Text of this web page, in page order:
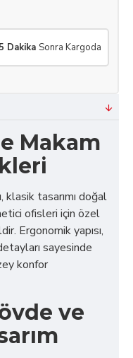
Dakika Sonra Kargoda
Makam
tasarımı doğal
ofisleri için özel
Ergonomik yapısı,
sayesinde
konfor
ve